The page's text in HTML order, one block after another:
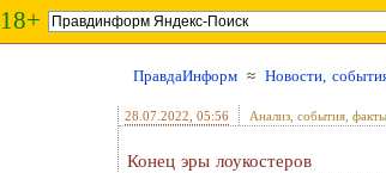
18+
ПравдаИнформ ≈ Новости,
28.07.2022 , 05:56 Анализ, события, факты
Конец эры лоукостеров